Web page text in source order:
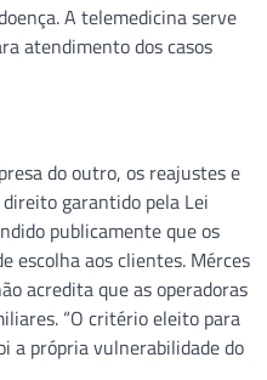
A telemedicina serve
atendimento dos casos
do outro, os reajustes e
garantido pela Lei
publicamente que os
escolha aos clientes. Mérces
acredita que as operadoras
“O critério eleito para
a própria vulnerabilidade do